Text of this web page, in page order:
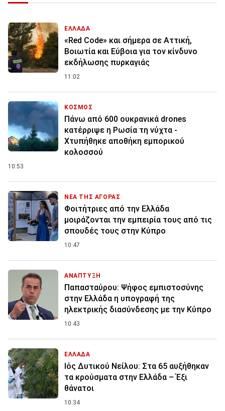
ΕΛΛΑΔΑ
«Red Code» και σήμερα σε Αττική,
Βοιωτία και Εύβοια για τον κίνδυνο
εκδήλωσης πυρκαγιάς
11:02
ΚΟΣΜΟΣ
Πάνω από 600 ουκρανικά drones
κατέρριψε η Ρωσία τη νύχτα -
Χτυπήθηκε αποθήκη εμπορικού
κολοσσού
10:53
ΝΕΑ ΤΗΣ ΑΓΟΡΑΣ
Φοιτήτριες από την Ελλάδα
μοιράζονται την εμπειρία τους από τις
σπουδές τους στην Κύπρο
10:47
ΑΝΑΠΤΥΞΗ
Παπασταύρου: Ψήφος εμπιστοσύνης
στην Ελλάδα η υπογραφή της
ηλεκτρικής διασύνδεσης με την Κύπρο
10:43
ΕΛΛΑΔΑ
Ιός Δυτικού Νείλου: Στα 65 αυξήθηκαν
τα κρούσματα στην Ελλάδα – Έξι
θάνατοι
10:34